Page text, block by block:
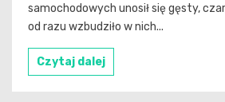
samochodowych unosił się gęsty,
od razu wzbudziło w nich...
Czytaj dalej